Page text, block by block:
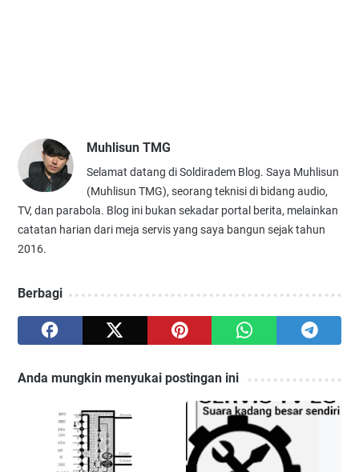
Muhlisun TMG
Selamat datang di Soldiradem Blog. Saya Muhlisun
(Muhlisun TMG), seorang teknisi di bidang audio,
TV, dan parabola. Blog ini bukan sekadar portal berita, melainkan
catatan harian dari meja servis yang saya bangun sejak tahun
2016.
Berbagi
Anda mungkin menyukai postingan ini